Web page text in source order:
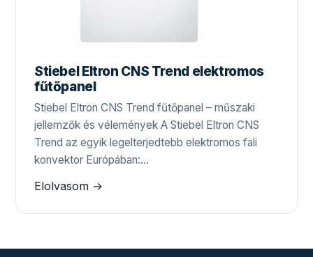
Stiebel Eltron CNS Trend elektromos
fűtőpanel
Stiebel Eltron CNS Trend fűtőpanel – műszaki
jellemzők és vélemények A Stiebel Eltron CNS
Trend az egyik legelterjedtebb elektromos fali
konvektor Európában:…
Elolvasom →